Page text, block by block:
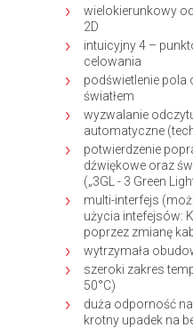
wielokierunkowy
2D
intuicyjny 4 –
celowania
podświetlenie pola
światłem
wyzwalanie
automatyczne
potwierdzenie
dźwiękowe oraz
(„3GL - 3 Green
multi-interfejs
użycia intefejsów:
poprzez zmianę
wytrzymała
szeroki zakres
50°C)
duża odporność
krotny upadek na